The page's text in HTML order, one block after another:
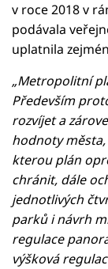
v roce 2018 v
podávala
uplatnila
„Metropolitní
Především
rozvíjet a
hodnoty
kterou plán
chránit, dále
jednotlivých
parků i návrh
regulace
výšková